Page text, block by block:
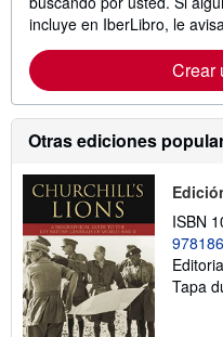
incluye en IberLibro, le
Crear
Otras ediciones
ISBN
Tapa